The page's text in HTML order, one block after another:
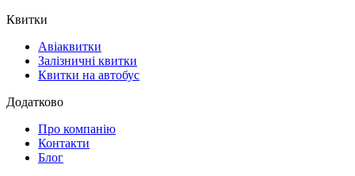
Квитки
Авіаквитки
Залізничні квитки
Квитки на автобус
Додатково
Про компанію
Контакти
Блог